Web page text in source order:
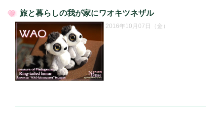
投
稿
日:
旅と暮らしの我が家にワオキツネザル
2016年10月07日（金）